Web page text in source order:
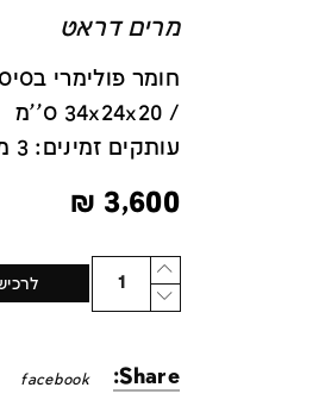
מרים דראט
חומר פולימרי
/ 34x24x20 ס''מ
עותקים זמינים: 3 מתוך 3
3,600
₪
Quantity
Share:
facebook